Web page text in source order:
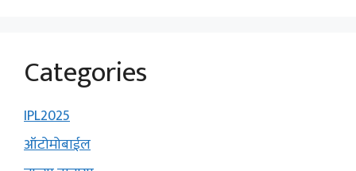
Categories
IPL2025
ऑटोमोबाईल